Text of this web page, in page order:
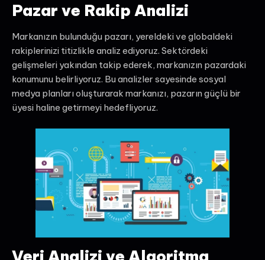
Pazar ve Rakip Analizi
Markanızın bulunduğu pazarı, yereldeki ve globaldeki
rakiplerinizi titizlikle analiz ediyoruz. Sektördeki
gelişmeleri yakından takip ederek, markanızın pazardaki
konumunu belirliyoruz. Bu analizler sayesinde sosyal
medya planları oluşturarak markanızı, pazarın güçlü bir
üyesi haline getirmeyi hedefliyoruz.